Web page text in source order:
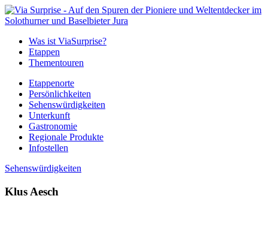
Was ist ViaSurprise?
Etappen
Thementouren
Etappenorte
Persönlichkeiten
Sehenswürdigkeiten
Unterkunft
Gastronomie
Regionale Produkte
Infostellen
Sehenswürdigkeiten
Klus Aesch